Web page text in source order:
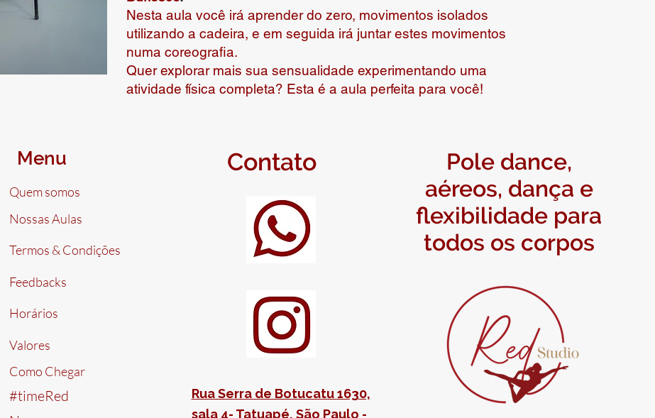
Nesta aula você irá aprender do zero, movimentos isolados
utilizando a cadeira, e em seguida irá juntar estes movimentos
numa coreografia.
Quer explorar mais sua sensualidade experimentando uma
atividade física completa? Esta é a aula perfeita para você!
Menu Contato
Quem somos
Nossas Aulas
Termos & Condições
Feedbacks
Horários
Valores
Como Chegar
#timeRed
Rua Serra de Botucatu 1630,
sala 4- Tatuapé, São Paulo -
Pole dance,
aéreos, dança e
flexibilidade para
todos os corpos